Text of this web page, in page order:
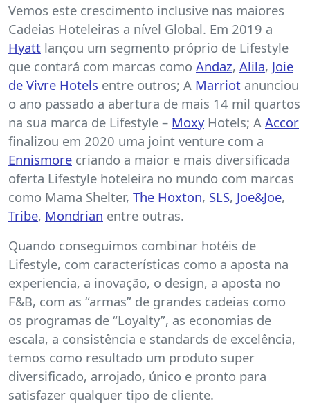
Vemos este crescimento inclusive nas maiores
Cadeias Hoteleiras a nível Global. Em 2019 a
Hyatt lançou um segmento próprio de Lifestyle
que contará com marcas como Andaz, Alila, Joie
de Vivre Hotels entre outros; A Marriot anunciou
o ano passado a abertura de mais 14 mil quartos
na sua marca de Lifestyle – MoxyHotels; A Accor
finalizou em 2020 uma joint venture com a
Ennismore criando a maior e mais diversificada
oferta Lifestyle hoteleira no mundo com marcas
como Mama Shelter, The Hoxton, SLS, Joe&Joe,
Tribe, Mondrian entre outras.
Quando conseguimos combinar hotéis de
Lifestyle, com características como a aposta na
experiencia, a inovação, o design, a aposta no
F&B, com as “armas” de grandes cadeias como
os programas de “Loyalty”, as economias de
escala, a consistência e standards de excelência,
temos como resultado um produto super
diversificado, arrojado, único e pronto para
satisfazer qualquer tipo de cliente.